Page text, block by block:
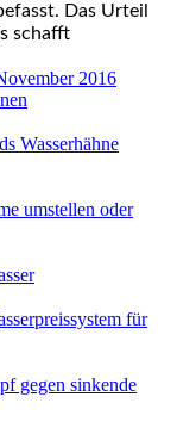
Das Urteil
schafft
2016
Wasserhähne
umstellen oder
für
gegen sinkende